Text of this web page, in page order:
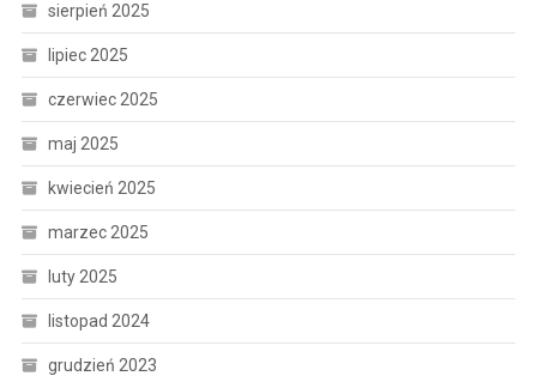
sierpień 2025
lipiec 2025
czerwiec 2025
maj 2025
kwiecień 2025
marzec 2025
luty 2025
listopad 2024
grudzień 2023